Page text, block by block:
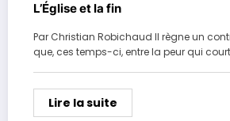
L’Église et la fin
Par Christian Robichaud Il règne un
que, ces temps-ci, entre la peur qui
Lire la suite